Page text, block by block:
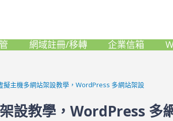
網域註冊/移轉 企業信箱
擬主機多網站架設教學，WordPress 多網站架設
設教學，WordPress 多